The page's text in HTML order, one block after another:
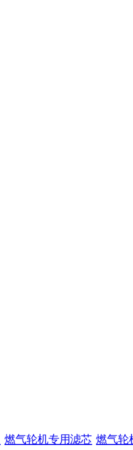
燃气轮机专用滤芯 燃气轮